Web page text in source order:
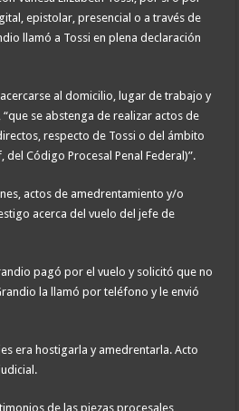
epistolar, presencial o a través de
llamó a Tossi en plena declaración
al domicilio, lugar de trabajo y
se abstenga de realizar actos de
respecto de Tossi o del ámbito
Código Procesal Penal Federal)”.
actos de amedrentamiento y/o
acerca del vuelo del jefe de
pagó por el vuelo y solicitó que no
la llamó por teléfono y le envió
era hostigarla y amedrentarla. Acto
de las piezas procesales